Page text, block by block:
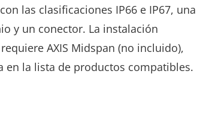
las clasificaciones IP66 e IP67, una
y un conector. La instalación
AXIS Midspan (no incluido),
en la lista de productos compatibles.